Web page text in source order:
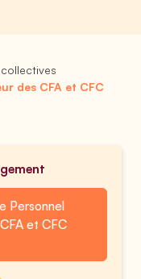
des CFA et CFC
Personnel
et CFC